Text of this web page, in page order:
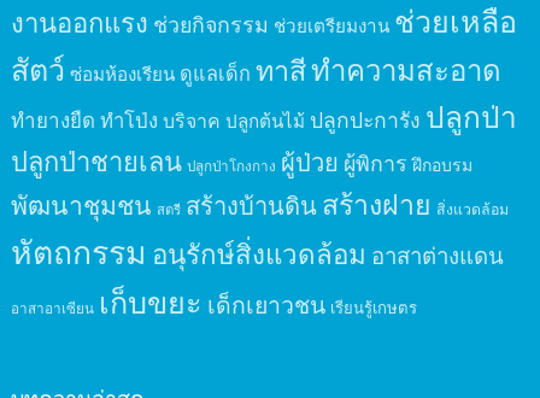
งานออกแรง ช่วยกิจกรรม ช่วยเตรียมงาน ช่วยเหลือ
สัตว์ ซ่อมห้องเรียน ดูแลเด็ก ทาสีทำความสะอาด
ทำยางยืด ทำโป่ง บริจาค ปลูกต้นไม้ ปลูกปะการัง ปลูกป่า
ปลูกป่าชายเลน ปลูกป่าโกงกาง ผู้ป่วย ผู้พิการ ฝึกอบรม
พัฒนาชุมชน สตรี สร้างบ้านดินสร้างฝาย สิ่งแวดล้อม
หัตถกรรม อนุรักษ์สิ่งแวดล้อม อาสาต่างแดน
อาสาอาเซียน เก็บขยะ เด็กเยาวชน เรียนรู้เกษตร